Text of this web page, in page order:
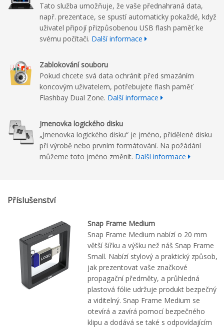
Tato služba umožňuje, že vaše přednahraná data,
např. prezentace, se spustí automaticky pokaždé, když
uživatel připojí přizpůsobenou USB flash paměť ke
svému počítači. Další informace
Zablokování souboru
Pokud chcete svá data ochránit před smazáním
koncovým uživatelem, potřebujete flash paměť
Flashbay Dual Zone. Další informace
Jmenovka logického disku
„Jmenovka logického disku“ je jméno, přidělené disku
při výrobě nebo prvním formátování. Na požádání
můžeme toto jméno změnit. Další informace
Příslušenství
Snap Frame Medium
Snap Frame Medium nabízí o 20 mm
větší šířku a výšku než náš Snap Frame
Small. Nabízí stylový a praktický způsob,
jak prezentovat vaše značkové
propagační předměty, a průhledná
plastová fólie udržuje produkt bezpečný
a viditelný. Snap Frame Medium se
otevírá a zavírá pomocí bezpečného
klipu a dodává se také s odpovídajícím